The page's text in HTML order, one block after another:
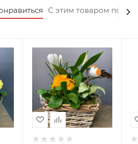
С этим товаром